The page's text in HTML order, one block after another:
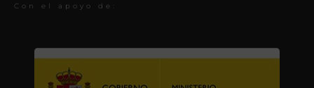
Con el apoyo de: